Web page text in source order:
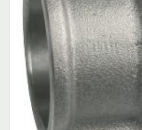
alternativen
väljas
produktsidan